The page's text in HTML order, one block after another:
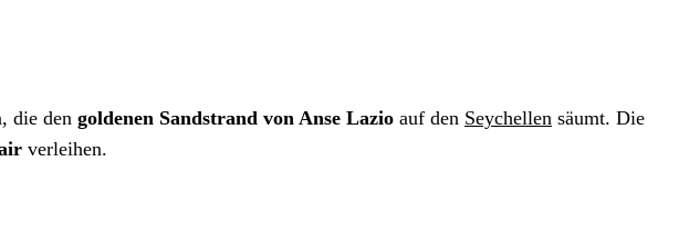
die den goldenen Sandstrand von Anse Lazio auf den Seychellen säumt. Die
verleihen.